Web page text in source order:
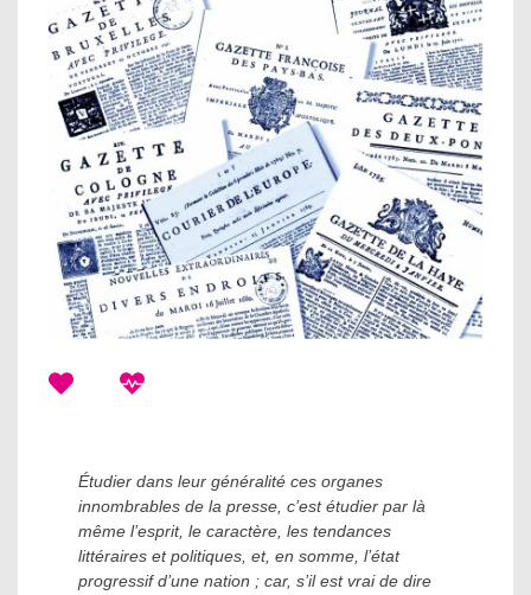
Étudier dans leur généralité ces organes
innombrables de la presse, c’est étudier par là
même l’esprit, le caractère, les tendances
littéraires et politiques, et, en somme, l’état
progressif d’une nation ; car, s’il est vrai de dire